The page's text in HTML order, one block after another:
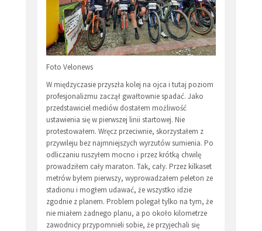
Foto Velonews
W międzyczasie przyszła kolej na ojca i tutaj poziom
profesjonalizmu zaczął gwałtownie spadać. Jako
przedstawiciel mediów dostałem możliwość
ustawienia się w pierwszej linii startowej. Nie
protestowałem. Wręcz przeciwnie, skorzystałem z
przywileju bez najmniejszych wyrzutów sumienia. Po
odliczaniu ruszyłem mocno i przez krótką chwilę
prowadziłem cały maraton. Tak, cały. Przez kilkaset
metrów byłem pierwszy, wyprowadzałem peleton ze
stadionu i mogłem udawać, że wszystko idzie
zgodnie z planem. Problem polegał tylko na tym, że
nie miałem żadnego planu, a po około kilometrze
zawodnicy przypomnieli sobie, że przyjechali się